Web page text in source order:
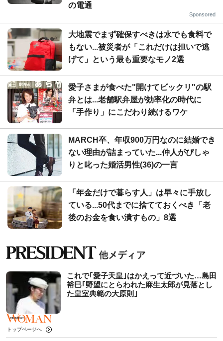
の電通
Sponsored
大地震でまず確保すべきは水でも食料で
もない...被災者が「これだけは担いで逃
げて」という最も重要なモノ2選
愛子さまが食べた"開けてビックリ"の駅
弁とは...老舗駅弁屋が効率化の時代に
「手作り」にこだわり続けるワケ
MARCH卒、年収900万円なのに結婚でき
ない理由が詰まっていた...仲人がぴしゃ
りと叱った婚活男性(36)の一言
「年金だけで暮らす人」は早々に手放し
ている...50代までに捨てておくべき「老
後のお金を食い潰すもの」8選
これで｢愛子天皇｣はかえって近づいた…島田
裕巳｢野望にとらわれた麻生太郎が見落とし
た皇室典範の大原則｣
トップページへ